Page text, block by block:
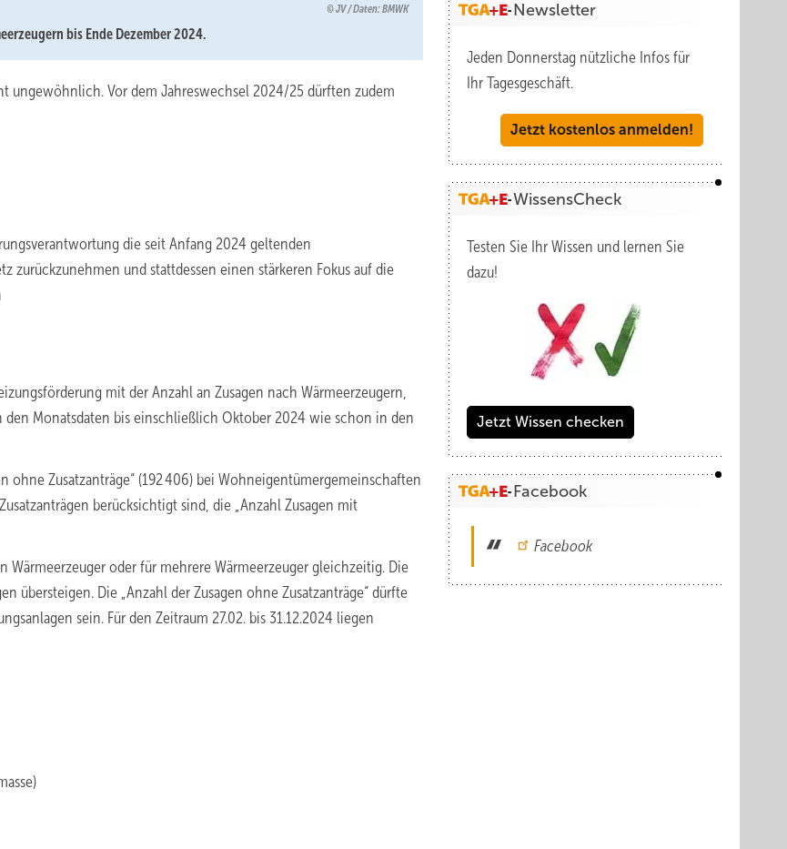
JV / Daten: BMWK
bis Ende Dezember 2024.
ungewöhnlich. Vor dem Jahreswechsel 2024/25 dürften zudem
die seit Anfang 2024 geltenden
zurückzunehmen und stattdessen einen stärkeren Fokus auf die
mit der Anzahl an Zusagen nach Wärmeerzeugern,
den Monatsdaten bis einschließlich Oktober 2024 wie schon in den
ohne Zusatzanträge“ (192 406) bei Wohneigentümergemeinschaften
berücksichtigt sind, die „Anzahl Zusagen mit
oder für mehrere Wärmeerzeuger gleichzeitig. Die
übersteigen. Die „Anzahl der Zusagen ohne Zusatzanträge“ dürfte
sein. Für den Zeitraum 27.02. bis 31.12.2024 liegen
Newsletter
Jeden Donnerstag nützliche Infos für
Ihr Tagesgeschäft.
Jetzt kostenlos anmelden!
WissensCheck
Testen Sie Ihr Wissen und lernen Sie
dazu!
Jetzt Wissen checken
Facebook
Facebook